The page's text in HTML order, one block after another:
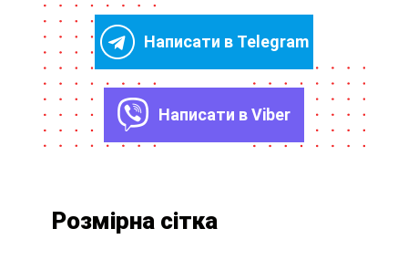
Написати в Telegram
Написати в Viber
Розмірна сітка